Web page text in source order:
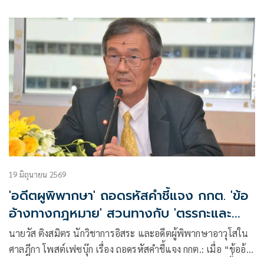
19 มิถุนายน 2569
'อดีตผูพิพากษา' ถอดรหัสคำชี้แจง กกต. 'ข้อ
อ้างทางกฎหมาย' สวนทางกับ 'ตรรกะและ
ความโปร่งใส'
นายวัส ติงสมิตร นักวิชาการอิสระ และอดีตผู้พิพากษาอาวุโสใน
ศาลฎีกา โพสต์เฟซบุ๊ก เรื่อง ถอดรหัสคำชี้แจง กกต.: เมื่อ “ข้ออ้าง